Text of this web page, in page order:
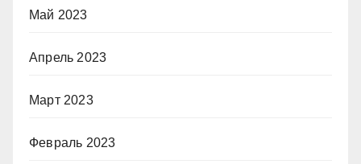
Май 2023
Апрель 2023
Март 2023
Февраль 2023